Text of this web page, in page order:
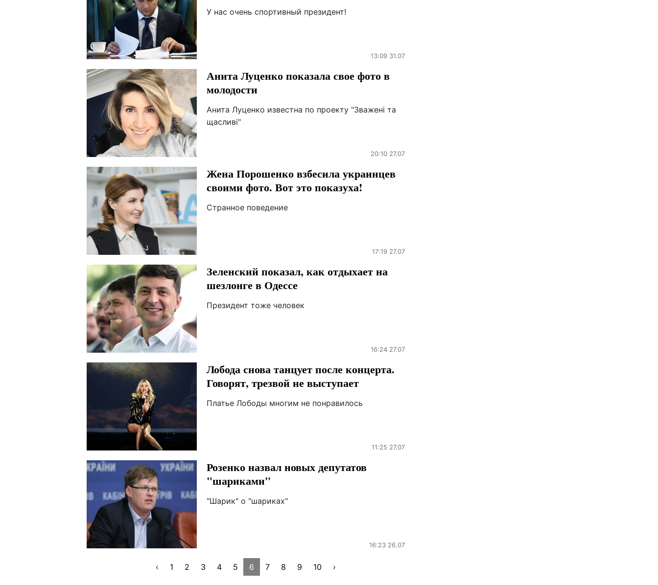
У нас очень спортивный президент!
13:09 31.07
Анита Луценко показала свое фото в
молодости
Анита Луценко известна по проекту "Зважені та
щасливі"
20:10 27.07
Жена Порошенко взбесила украинцев
своими фото. Вот это показуха!
Странное поведение
17:19 27.07
Зеленский показал, как отдыхает на
шезлонге в Одессе
Президент тоже человек
16:24 27.07
Лобода снова танцует после концерта.
Говорят, трезвой не выступает
Платье Лободы многим не понравилось
11:25 27.07
Розенко назвал новых депутатов
"шариками"
"Шарик" о "шариках"
16:23 26.07
‹ 1 2 3 4 5 6 7 8 9 10 ›